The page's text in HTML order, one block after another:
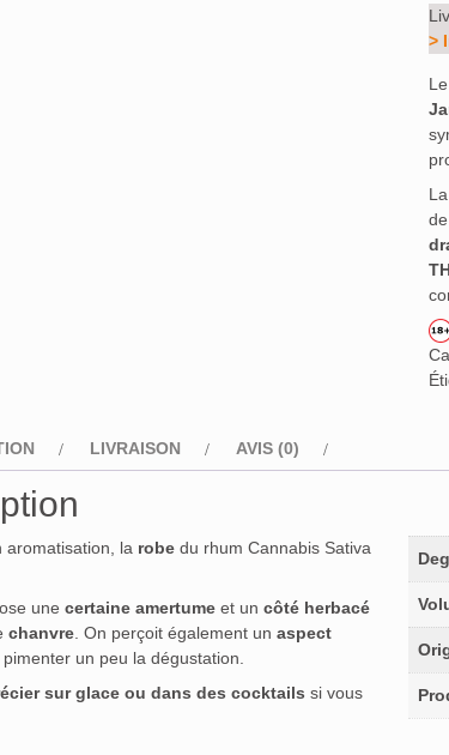
>
Le
La
LIVRAISON AVIS (0)
aromatisation, la robe du rhum Cannabis Sativa
une certaine amertume et un côté herbacé
chanvre. On perçoit également un aspect
un peu la dégustation.
sur glace ou dans des cocktails si vous